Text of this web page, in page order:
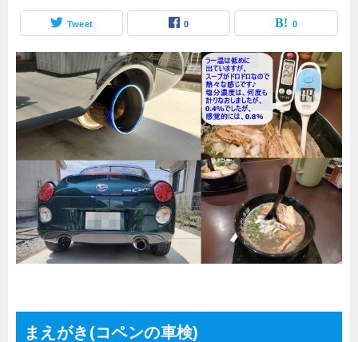
Tweet 0 0
まえがき(コペンの車検)